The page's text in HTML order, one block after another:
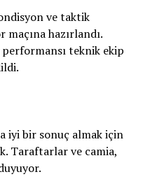
ve taktik
hazırlandı.
teknik ekip
iyi bir sonuç almak için
Taraftarlar ve camia,